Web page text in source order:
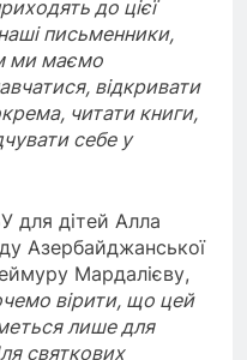
до цієї
письменники,
ми маємо
відкривати
читати книги,
себе у
для дітей Алла
Азербайджанської
Мардалієву,
вірити, що цей
лише для
святкових